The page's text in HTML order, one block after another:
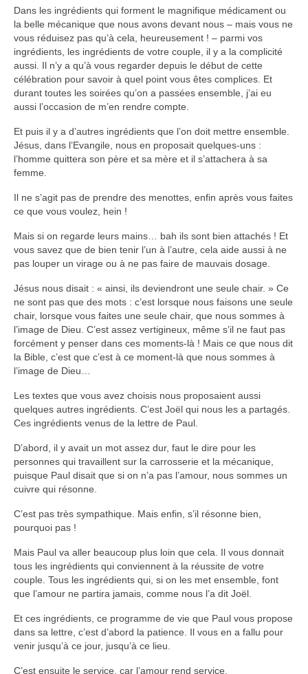
Dans les ingrédients qui forment le magnifique médicament ou
la belle mécanique que nous avons devant nous – mais vous ne
vous réduisez pas qu’à cela, heureusement ! – parmi vos
ingrédients, les ingrédients de votre couple, il y a la complicité
aussi. Il n’y a qu’à vous regarder depuis le début de cette
célébration pour savoir à quel point vous êtes complices. Et
durant toutes les soirées qu’on a passées ensemble, j’ai eu
aussi l’occasion de m’en rendre compte.
Et puis il y a d’autres ingrédients que l’on doit mettre ensemble.
Jésus, dans l’Evangile, nous en proposait quelques-uns :
l’homme quittera son père et sa mère et il s’attachera à sa
femme.
Il ne s’agit pas de prendre des menottes, enfin après vous faites
ce que vous voulez, hein !
Mais si on regarde leurs mains… bah ils sont bien attachés ! Et
vous savez que de bien tenir l’un à l’autre, cela aide aussi à ne
pas louper un virage ou à ne pas faire de mauvais dosage.
Jésus nous disait : « ainsi, ils deviendront une seule chair. » Ce
ne sont pas que des mots : c’est lorsque nous faisons une seule
chair, lorsque vous faites une seule chair, que nous sommes à
l’image de Dieu. C’est assez vertigineux, même s’il ne faut pas
forcément y penser dans ces moments-là ! Mais ce que nous dit
la Bible, c’est que c’est à ce moment-là que nous sommes à
l’image de Dieu…
Les textes que vous avez choisis nous proposaient aussi
quelques autres ingrédients. C’est Joël qui nous les a partagés.
Ces ingrédients venus de la lettre de Paul.
D’abord, il y avait un mot assez dur, faut le dire pour les
personnes qui travaillent sur la carrosserie et la mécanique,
puisque Paul disait que si on n’a pas l’amour, nous sommes un
cuivre qui résonne.
C’est pas très sympathique. Mais enfin, s’il résonne bien,
pourquoi pas !
Mais Paul va aller beaucoup plus loin que cela. Il vous donnait
tous les ingrédients qui conviennent à la réussite de votre
couple. Tous les ingrédients qui, si on les met ensemble, font
que l’amour ne partira jamais, comme nous l’a dit Joël.
Et ces ingrédients, ce programme de vie que Paul vous propose
dans sa lettre, c’est d’abord la patience. Il vous en a fallu pour
venir jusqu’à ce jour, jusqu’à ce lieu.
C’est ensuite le service, car l’amour rend service.